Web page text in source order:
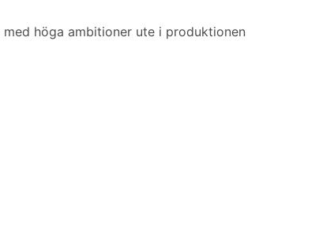
höga ambitioner ute i produktionen